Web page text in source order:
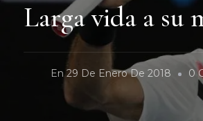
Larga vida a su
En29 De Enero De 2018 0